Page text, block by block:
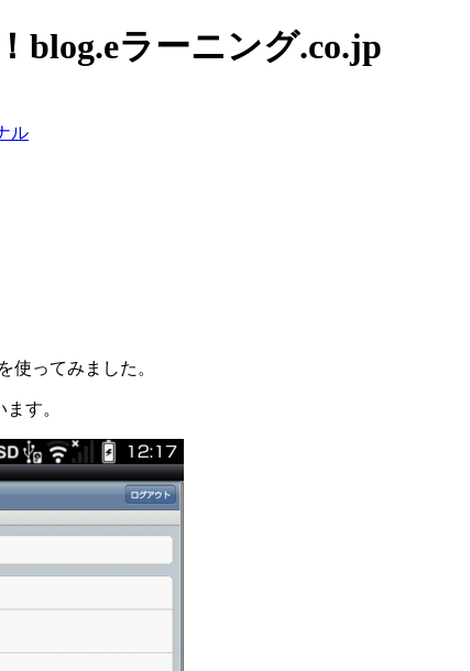
blog.eラーニング.co.jp
ル
を使ってみました。
す。